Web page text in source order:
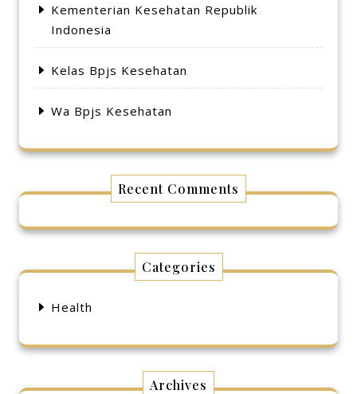
Kementerian Kesehatan Republik
Indonesia
Kelas Bpjs Kesehatan
Wa Bpjs Kesehatan
Recent Comments
Categories
Health
Archives